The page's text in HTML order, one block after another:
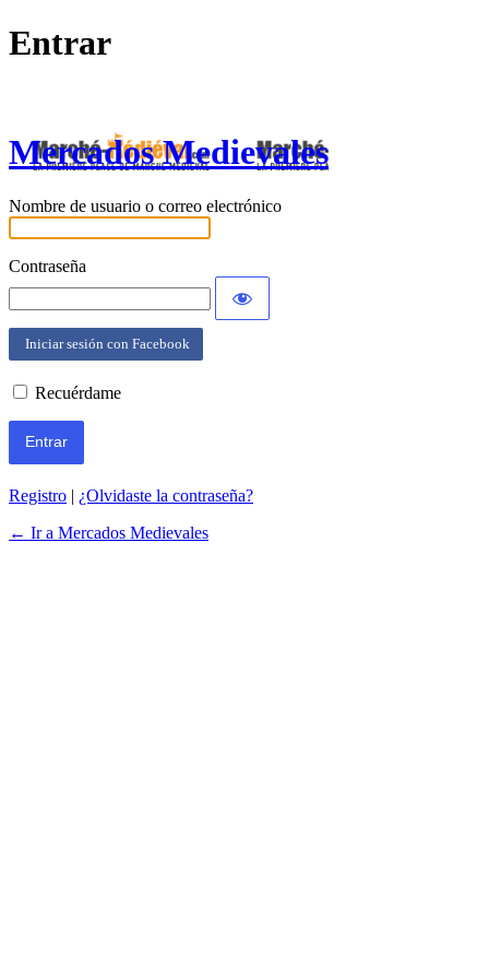
Entrar
Mercados Medievales
Nombre de usuario o correo electrónico
Contraseña
Iniciar sesión con Facebook
Recuérdame
Registro | ¿Olvidaste la contraseña?
← Ir a Mercados Medievales